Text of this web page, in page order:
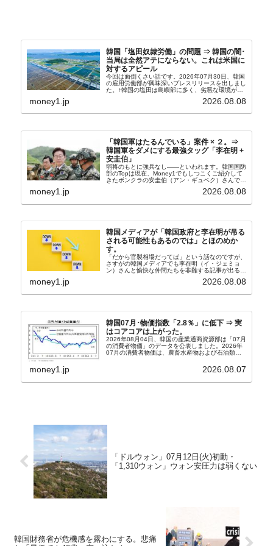
韓国「塩田奴隷労働」の問題 ⇒ 韓国の闇･
当局は全然アテにならない。これは米国に
対するアピール
今回は面倒くさい話です。2026年07月30日、韓国
の雇用労働部が興味深いプレスリリースを出しまし
た。↑韓国の塩田は島嶼部に多く、劣悪な環境が一
たといわれます（後述）。これは、いわゆる「塩田
money1.jp 2026.08.08
「韓国軍はたるんでいる」案件 × ２。⇒
韓国軍をダメにする最強タッグ「李在明 +
安圭伯」
弱将のもとに強兵なし――といわれます。韓国国防
部のTopは現在、Money1でもしつこくご紹介して
きたボンクラの安圭伯（アン・ギュベク）さんで
さんと「韓国初の文官上がり」の国防部長官安圭伯
money1.jp 2026.08.08
韓国メディアが「韓国政府と李在明が吊る
される可能性もあるのでは」とほのめか
す。
「だから官製相場だってば」という話なのですが、
さすがの韓国メディアでも李在明（イ・ジェミョ
ン）さんと愉快な仲間たちを非難する記事が出るよ
うになっています。もちろん株価の暴落についてで
『朝鮮日報』に面白い記事が出ています。「東西南
money1.jp 2026.08.08
韓国07月･物価指数「2.8％」に低下 ⇒ 実
はコアコアは上がった。
2026年08月04日、韓国の産業通商資源部は「07月
の消費者物価」のデータを公表しました。2026年
07月の消費者物価は、農畜水産物および石油類の
2.8％上昇（06月は3.2％）となり、上昇率は前...
money1.jp 2026.08.07
「ドルウォン」07月12日(火)初動・
「1,310ウォン」ウォン安圧力は弱くない
韓国財務省が危機感を露わにする。悲痛